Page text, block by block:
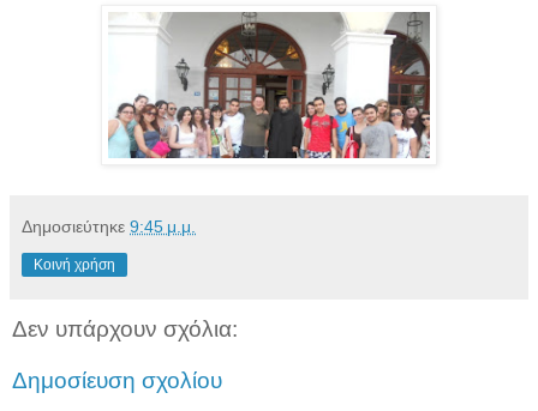
Δημοσιεύτηκε 9:45 μ.μ.
Κοινή χρήση
Δεν υπάρχουν σχόλια:
Δημοσίευση σχολίου